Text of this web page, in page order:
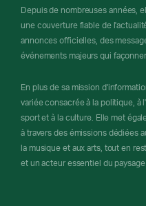
Depuis de nombreuses années,
une couverture fiable de
annonces officielles, des
événements majeurs qui
En plus de sa mission
variée consacrée à la politique, à
sport et à la culture. Elle met
à travers des émissions dédiées
la musique et aux arts, tout en
et un acteur essentiel du